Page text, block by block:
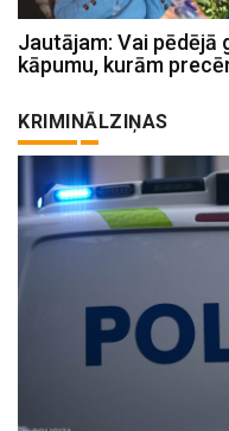
Jautājam: Vai pēdējā
kāpumu, kurām
KRIMINĀLZIŅAS